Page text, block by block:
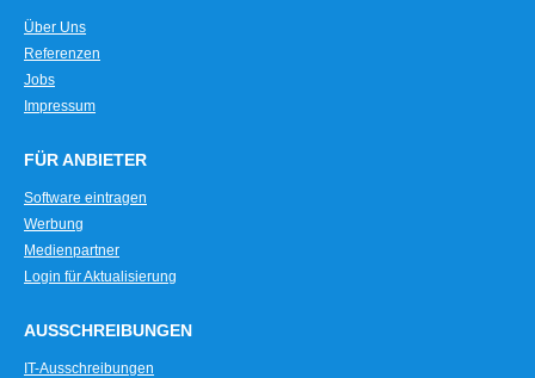
Über Uns
Referenzen
Jobs
Impressum
FÜR ANBIETER
Software eintragen
Werbung
Medienpartner
Login für Aktualisierung
AUSSCHREIBUNGEN
IT-Ausschreibungen